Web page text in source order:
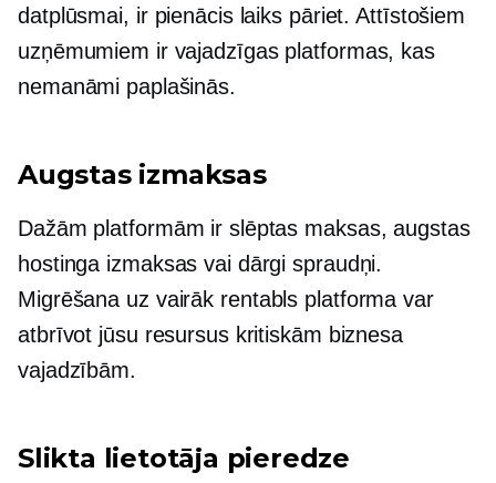
datplūsmai, ir pienācis laiks pāriet. Attīstošiem
uzņēmumiem ir vajadzīgas platformas, kas
nemanāmi paplašinās.
Augstas izmaksas
Dažām platformām ir slēptas maksas, augstas
hostinga izmaksas vai dārgi spraudņi.
Migrēšana uz vairāk rentabls platforma var
atbrīvot jūsu resursus kritiskām biznesa
vajadzībām.
Slikta lietotāja pieredze